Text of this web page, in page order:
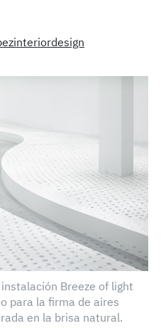
Breeze of light
para la firma de aires
en la brisa natural.